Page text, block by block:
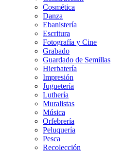
Cosmética
Danza
Ebanistería
Escritura
Fotografía y Cine
Grabado
Guardado de Semillas
Hierbatería
Impresión
Juguetería
Luthería
Muralistas
Música
Orfebrería
Peluquería
Pesca
Recolección